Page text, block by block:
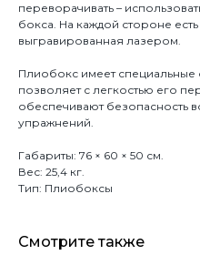
переворачивать –
бокса. На каждой стороне
выгравированная лазером.
Плиобокс имеет специальные
позволяет с легкостью его
обеспечивают безопасность
упражнений.
Габариты: 76 × 60 × 50 см.
Вес: 25,4 кг.
Тип: Плиобоксы
Смотрите также